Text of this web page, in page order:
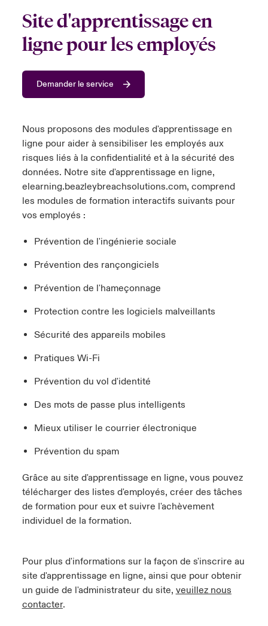
Connexion
Indemnisation
Investisseurs
feux sur le risque lié à la cybersécurité et à la technologie
Market
Kingdom
Pacific
America
Market
Kingdom
Pacific
America
Market
Kingdom
Pacific
America
Market
Kingdom
Pacific
America
Market
Kingdom
Pacific
America
Market
Kingdom
Pacific
America
Market
Kingdom
Pacific
America
Market
Kingdom
Pacific
America
Market
Kingdom
Pacific
America
Market
Kingdom
Pacific
America
Market
Kingdom
Pacific
America
Site d'apprentissage en
ligne pour les employés
Demander le service
Nous proposons des modules d'apprentissage en
ligne pour aider à sensibiliser les employés aux
risques liés à la confidentialité et à la sécurité des
données. Notre site d'apprentissage en ligne,
elearning.beazleybreachsolutions.com, comprend
les modules de formation interactifs suivants pour
vos employés :
Prévention de l'ingénierie sociale
Prévention des rançongiciels
Prévention de l'hameçonnage
Protection contre les logiciels malveillants
Sécurité des appareils mobiles
Pratiques Wi-Fi
Prévention du vol d'identité
Des mots de passe plus intelligents
Mieux utiliser le courrier électronique
Prévention du spam
Grâce au site d'apprentissage en ligne, vous pouvez
télécharger des listes d'employés, créer des tâches
de formation pour eux et suivre l'achèvement
individuel de la formation.
Pour plus d'informations sur la façon de s'inscrire au
site d'apprentissage en ligne, ainsi que pour obtenir
un guide de l'administrateur du site, veuillez nous
contacter.